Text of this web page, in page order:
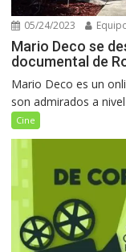
05/24/2023
Mario Deco se
documental de
Mario Deco es un
son admirados a
Cine